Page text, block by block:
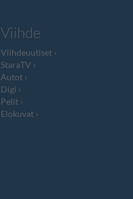
Viihde
Viihdeuutiset
StaraTV
Autot
Digi
Pelit
Elokuvat